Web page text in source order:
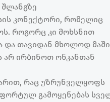
კონექტორი, რომელიც
როგორც კი მოხსნით
და თავიდან მხოლოდ
არ ირბინოთ ონკანთან
რაც უზრუნველყოფს
გამოყენებას